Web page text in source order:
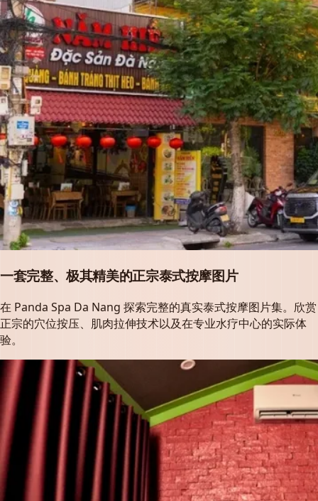
一套完整、极其精美的正宗泰式按摩图片
在 Panda Spa Da Nang 探索完整的真实泰式按摩图片集。欣赏
正宗的穴位按压、肌肉拉伸技术以及在专业水疗中心的实际体
验。